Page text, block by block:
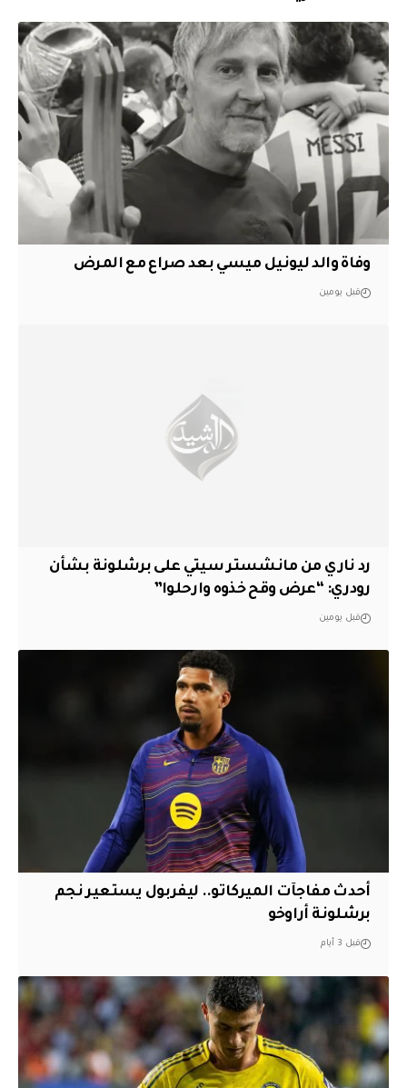
وفاة والد ليونيل ميسي بعد صراع مع المرض
قبل يومين
رد ناري من مانشستر سيتي على برشلونة بشأن
رودري: “عرض وقح خذوه وارحلوا”
قبل يومين
أحدث مفاجآت الميركاتو.. ليفربول يستعير نجم
برشلونة أراوخو
قبل 3 أيام